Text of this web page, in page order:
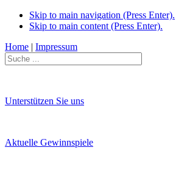
Skip to main navigation (Press Enter).
Skip to main content (Press Enter).
Home | Impressum
Unterstützen Sie uns
Aktuelle Gewinnspiele